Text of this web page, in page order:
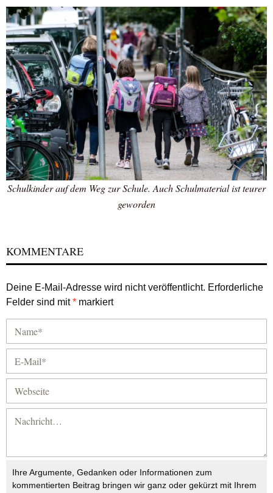
Schulkinder auf dem Weg zur Schule. Auch Schulmaterial ist teurer
geworden
KOMMENTARE
Deine E-Mail-Adresse wird nicht veröffentlicht. Erforderliche
Felder sind mit* markiert
Ihre Argumente, Gedanken oder Informationen zum
kommentierten Beitrag bringen wir ganz oder gekürzt mit Ihrem